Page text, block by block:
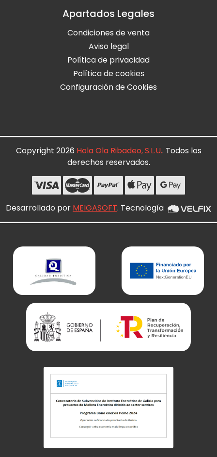
Apartados Legales
Condiciones de venta
Aviso legal
Política de privacidad
Política de cookies
Configuración de Cookies
Copyright 2026 Hola Ola Ribadeo, S.L.U.. Todos los
derechos reservados.
Desarrollado por MEIGASOFT. Tecnología